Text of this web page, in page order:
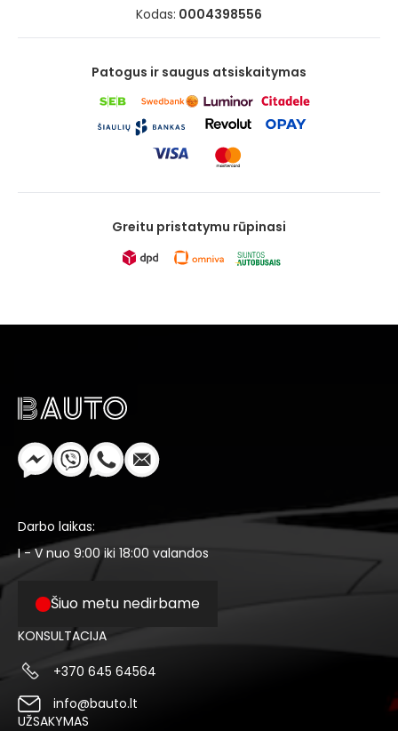
Kodas: 0004398556
Patogus ir saugus atsiskaitymas
Greitu pristatymu rūpinasi
Darbo laikas:
I - V nuo 9:00 iki 18:00 valandos
Šiuo metu nedirbame
KONSULTACIJA
+370 645 64564
info@bauto.lt
UŽSAKYMAS